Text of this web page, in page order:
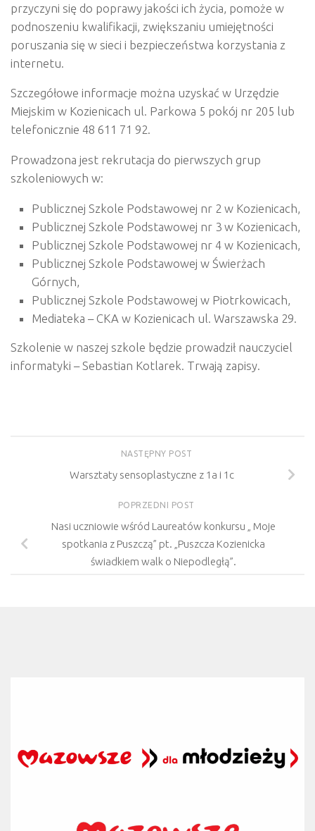
przyczyni się do poprawy jakości ich życia, pomoże w
podnoszeniu kwalifikacji, zwiększaniu umiejętności
poruszania się w sieci i bezpieczeństwa korzystania z
internetu.
Szczegółowe informacje można uzyskać w Urzędzie
Miejskim w Kozienicach ul. Parkowa 5 pokój nr 205 lub
telefonicznie 48 611 71 92.
Prowadzona jest rekrutacja do pierwszych grup
szkoleniowych w:
Publicznej Szkole Podstawowej nr 2 w Kozienicach,
Publicznej Szkole Podstawowej nr 3 w Kozienicach,
Publicznej Szkole Podstawowej nr 4 w Kozienicach,
Publicznej Szkole Podstawowej w Świerżach
Górnych,
Publicznej Szkole Podstawowej w Piotrkowicach,
Mediateka – CKA w Kozienicach ul. Warszawska 29.
Szkolenie w naszej szkole będzie prowadził nauczyciel
informatyki – Sebastian Kotlarek. Trwają zapisy.
NASTĘPNY POST
Warsztaty sensoplastyczne z 1a i 1c
POPRZEDNI POST
Nasi uczniowie wśród Laureatów konkursu „ Moje
spotkania z Puszczą” pt. „Puszcza Kozienicka
świadkiem walk o Niepodległą”.